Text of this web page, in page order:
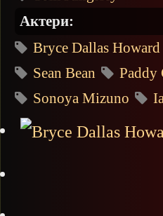
Актери:
Bryce Dallas Howard
Sean Bean
Paddy
Sonoya Mizuno